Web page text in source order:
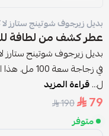
بديل زيرجوف شوتينج ستارز لا
عطر كشف من لطافة
بديل زيرجوف شوتينج ستارز
في زجاجة
ل...قراءة المزيد
79
190
متوفر